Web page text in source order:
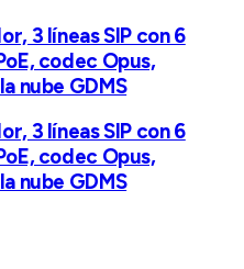
3 líneas SIP con 6
codec Opus,
nube GDMS
3 líneas SIP con 6
codec Opus,
nube GDMS